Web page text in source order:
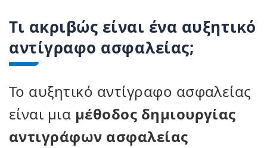
Τι ακριβώς είναι ένα αυξητικό
αντίγραφο ασφαλείας;
Το αυξητικό αντίγραφο ασφαλείας
είναι μια μέθοδος δημιουργίας
αντιγράφων ασφαλείας